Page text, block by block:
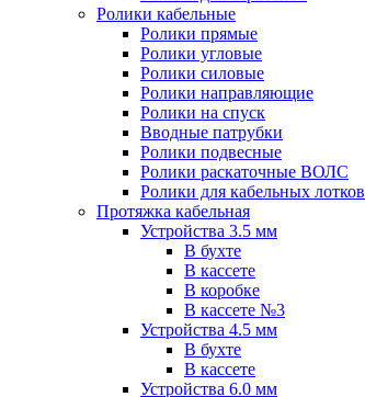
Ролики кабельные
Ролики прямые
Ролики угловые
Ролики силовые
Ролики направляющие
Ролики на спуск
Вводные патрубки
Ролики подвесные
Ролики раскаточные ВОЛС
Ролики для кабельных лотков
Протяжка кабельная
Устройства 3.5 мм
В бухте
В кассете
В коробке
В кассете №3
Устройства 4.5 мм
В бухте
В кассете
Устройства 6.0 мм